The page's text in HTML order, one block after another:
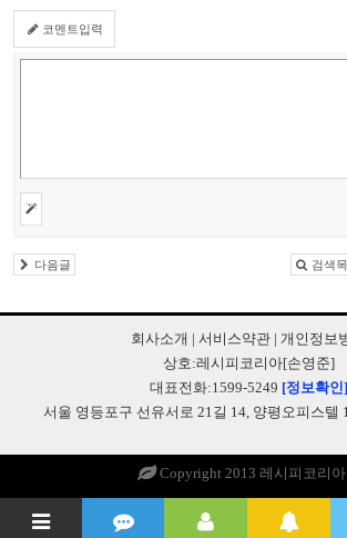
코멘트입력
다음글 검색
회사소개 | 서비스약관| 개인정보
상호:레시피코리아[손영준]
대표전화:1599-5249 [정보확인]
서울 영등포구 선유서로 21길 14, 양평오피스텔
Copyright 2013 레시피코리